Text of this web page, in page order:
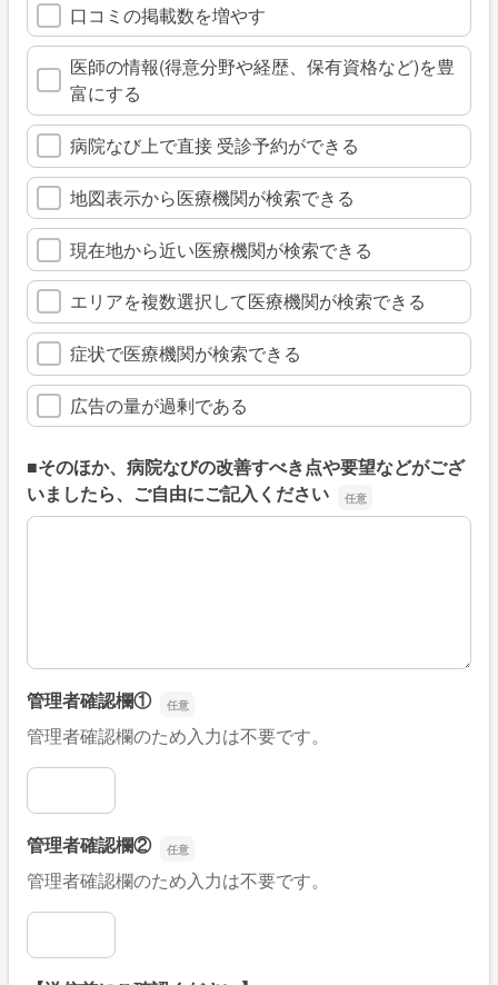
口コミの掲載数を増やす
医師の情報(得意分野や経歴、保有資格など)を豊
富にする
病院なび上で直接 受診予約ができる
地図表示から医療機関が検索できる
現在地から近い医療機関が検索できる
エリアを複数選択して医療機関が検索できる
症状で医療機関が検索できる
広告の量が過剰である
■そのほか、病院なびの改善すべき点や要望などがござ
いましたら、ご自由にご記入ください
■そのほか、病院なびの改善すべき点や要望などがござい
管理者確認欄①
管理者確認欄のため入力は不要です。
管理者確認欄①
管理者確認欄②
管理者確認欄のため入力は不要です。
管理者確認欄②